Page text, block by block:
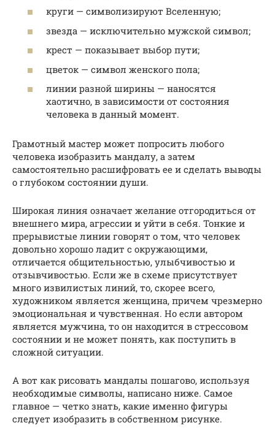
круги — символизируют Вселенную;
звезда — исключительно мужской символ;
крест — показывает выбор пути;
цветок — символ женского пола;
линии разной ширины — наносятся
хаотично, в зависимости от состояния
человека в данный момент.
Грамотный мастер может попросить любого
человека изобразить мандалу, а затем
самостоятельно расшифровать ее и сделать выводы
о глубоком состоянии души.
Широкая линия означает желание отгородиться от
внешнего мира, агрессии и уйти в себя. Тонкие и
прерывистые линии говорят о том, что человек
довольно хорошо ладит с окружающими,
отличается общительностью, улыбчивостью и
отзывчивостью. Если же в схеме присутствует
много извилистых линий, то, скорее всего,
художником является женщина, причем чрезмерно
эмоциональная и чувственная. Но если автором
является мужчина, то он находится в стрессовом
состоянии и не может понять, как поступить в
сложной ситуации.
А вот как рисовать мандалы пошагово, используя
необходимые символы, написано ниже. Самое
главное — четко знать, какие именно фигуры
следует изобразить в собственном рисунке.